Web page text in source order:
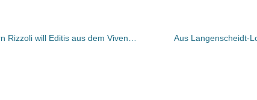
Aus Langenscheidt-